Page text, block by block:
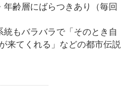
齢層にばらつきあり（毎回
もバラバラで「そのとき自
来てくれる」などの都市伝説